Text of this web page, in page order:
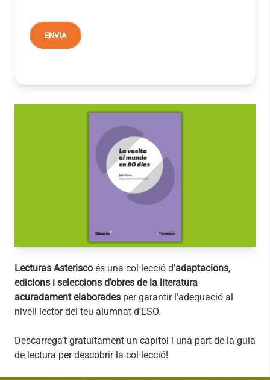
Lecturas Asterisco és una col·lecció d’adaptacions,
edicions i seleccions d’obres de la literatura
acuradament elaborades per garantir l’adequació al
nivell lector del teu alumnat d’ESO.
Descarrega’t gratuïtament un capítol i una part de la guia
de lectura per descobrir la col·lecció!